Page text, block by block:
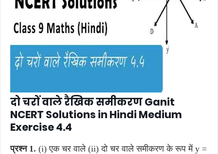
दो चरों वाले रैखिक समीकरण Ganit
NCERT Solutions in Hindi Medium
Exercise 4.4
प्रश्न 1. (i) एक चर वाले (ii) दो चर वाले समीकरण के रूप में y =